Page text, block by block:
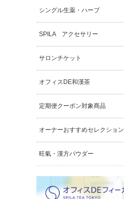
シングル生薬・ハーブ
SPILA アクセサリー
サロンチケット
オフィスDE和漢茶
定期便クーポン対象商品
オーナーおすすめセレクション
旺氣・漢方パウダー